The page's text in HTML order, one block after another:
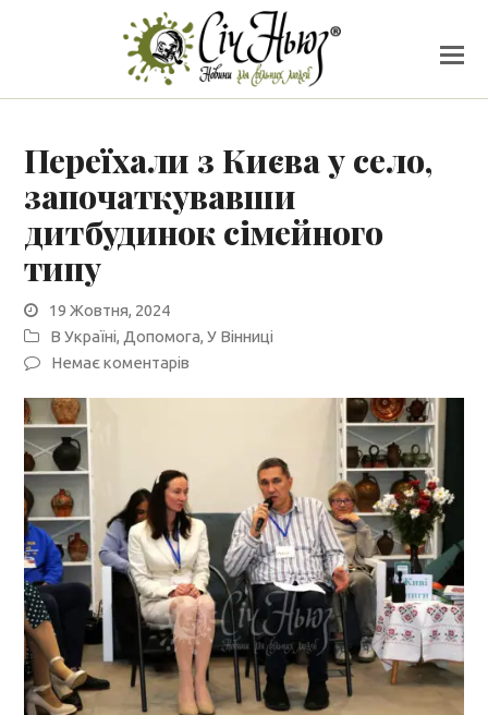
Переїхали з Києва у село,
започаткувавши
дитбудинок сімейного
типу
19 Жовтня, 2024
В Україні, Допомога,У Вінниці
Немає коментарів